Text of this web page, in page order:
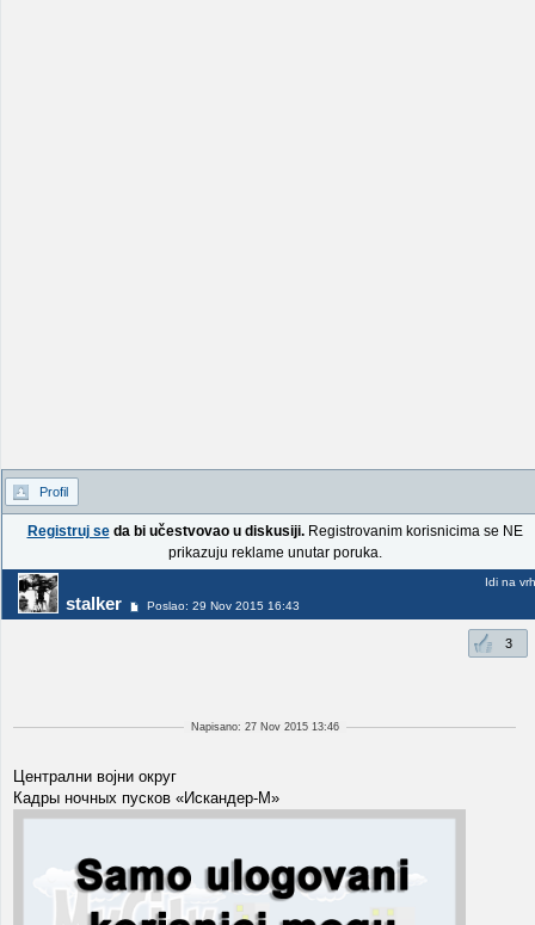
Profil
Registruj seda bi učestvovao u diskusiji.Registrovanim korisnicima se NE
prikazuju reklame unutar poruka.
stalker Poslao: 29 Nov 2015 16:43
Idi na vrh
3
Napisano: 27 Nov 2015 13:46
Централни војни округ
Кадры ночных пусков «Искандер-М»